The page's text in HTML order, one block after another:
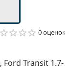
0 оценок
Ford Transit 1.7-